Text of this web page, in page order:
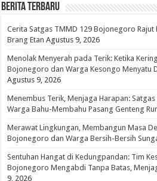
BERITA TERBARU
Cerita Satgas TMMD 129 Bojonegoro Rajut
Brang Etan Agustus 9, 2026
Menolak Menyerah pada Terik: Ketika
Bojonegoro dan Warga Kesongo Menyatu
Agustus 9, 2026
Menembus Terik, Menjaga Harapan:
Warga Bahu-Membahu Pasang Genteng
Merawat Lingkungan, Membangun Masa
Bojonegoro dan Warga Bersih-Bersih
Sentuhan Hangat di Kedungpandan: Tim
Bojonegoro Mengabdi Tanpa Batas,
9, 2026